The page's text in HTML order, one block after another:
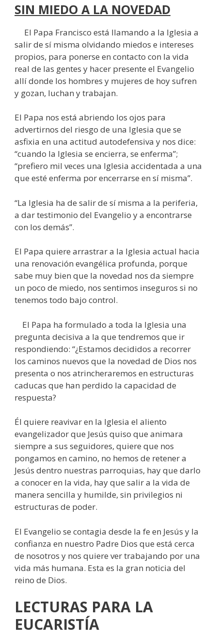
SIN MIEDO A LA NOVEDAD
El Papa Francisco está llamando a la Iglesia a
salir de sí misma olvidando miedos e intereses
propios, para ponerse en contacto con la vida
real de las gentes y hacer presente el Evangelio
allí donde los hombres y mujeres de hoy sufren
y gozan, luchan y trabajan.
El Papa nos está abriendo los ojos para
advertirnos del riesgo de una Iglesia que se
asfixia en una actitud autodefensiva y nos dice:
“cuando la Iglesia se encierra, se enferma”;
“prefiero mil veces una Iglesia accidentada a una
que esté enferma por encerrarse en sí misma”.
“La Iglesia ha de salir de sí misma a la periferia,
a dar testimonio del Evangelio y a encontrarse
con los demás”.
El Papa quiere arrastrar a la Iglesia actual hacia
una renovación evangélica profunda, porque
sabe muy bien que la novedad nos da siempre
un poco de miedo, nos sentimos inseguros si no
tenemos todo bajo control.
El Papa ha formulado a toda la Iglesia una
pregunta decisiva a la que tendremos que ir
respondiendo: “¿Estamos decididos a recorrer
los caminos nuevos que la novedad de Dios nos
presenta o nos atrincheraremos en estructuras
caducas que han perdido la capacidad de
respuesta?
Él quiere reavivar en la Iglesia el aliento
evangelizador que Jesús quiso que animara
siempre a sus seguidores, quiere que nos
pongamos en camino, no hemos de retener a
Jesús dentro nuestras parroquias, hay que darlo
a conocer en la vida, hay que salir a la vida de
manera sencilla y humilde, sin privilegios ni
estructuras de poder.
El Evangelio se contagia desde la fe en Jesús y la
confianza en nuestro Padre Dios que está cerca
de nosotros y nos quiere ver trabajando por una
vida más humana. Esta es la gran noticia del
reino de Dios.
LECTURAS PARA LA
EUCARISTÍA